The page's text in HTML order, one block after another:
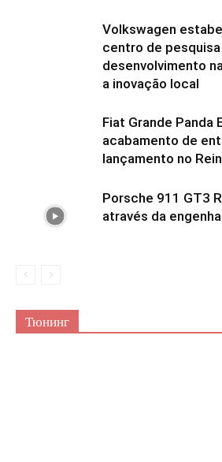
Volkswagen
centro de pesquisa
desenvolvimento
a inovação local
Fiat Grande Panda
acabamento de
lançamento no
Porsche 911 GT3
através da
Тюнинг